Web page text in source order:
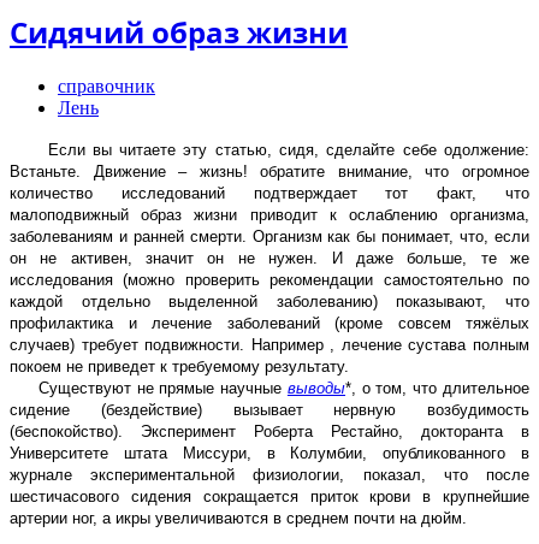
Сидячий образ жизни
справочник
Лень
Если вы читаете эту статью, сидя, сделайте себе одолжение:
Встаньте. Движение – жизнь! обратите внимание, что огромное
количество исследований подтверждает тот факт, что
малоподвижный образ жизни приводит к ослаблению организма,
заболеваниям и ранней смерти. Организм как бы понимает, что, если
он не активен, значит он не нужен. И даже больше, те же
исследования (можно проверить рекомендации самостоятельно по
каждой отдельно выделенной заболеванию) показывают, что
профилактика и лечение заболеваний (кроме совсем тяжёлых
случаев) требует подвижности. Например , лечение сустава полным
покоем не приведет к требуемому результату.
Существуют не прямые научные выводы*, о том, что длительное
сидение (бездействие) вызывает нервную возбудимость
(беспокойство). Эксперимент Роберта Рестайно, докторанта в
Университете штата Миссури, в Колумбии, опубликованного в
журнале экспериментальной физиологии, показал, что после
шестичасового сидения сокращается приток крови в крупнейшие
артерии ног, а икры увеличиваются в среднем почти на дюйм.